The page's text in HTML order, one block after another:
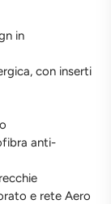
in
con inserti
anti-
e rete Aero